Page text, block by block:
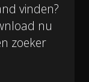
vinden?
nu
zoeker